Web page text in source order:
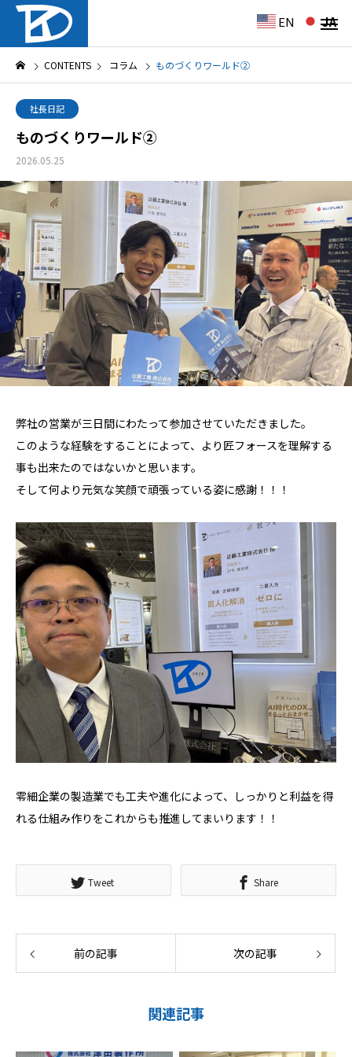
CONTENTS コラム ものづくりワールド②
社長日記
ものづくりワールド②
2026.05.25
弊社の営業が三日間にわたって参加させていただきました。
このような経験をすることによって、より匠フォースを理解する
事も出来たのではないかと思います。
そして何より元気な笑顔で頑張っている姿に感謝！！！
零細企業の製造業でも工夫や進化によって、しっかりと利益を得
れる仕組み作りをこれからも推進してまいります！！
Tweet Share
前の記事 次の記事
関連記事
EN JA